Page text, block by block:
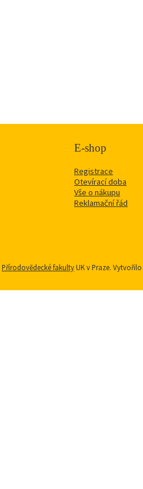
E-shop
Registrace
Otevírací doba
Vše o nákupu
Reklamační řád
Přírodovědecké fakultyUK v Praze. Vytvořilo